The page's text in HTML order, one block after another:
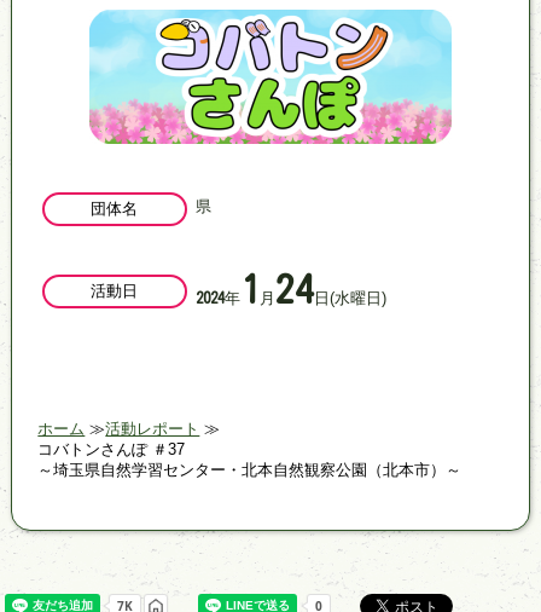
団体名 県
活動日 2024年 1 月 24日(水曜日)
ホーム
活動レポート
コバトンさんぽ ＃37
～埼玉県自然学習センター・北本自然観察公園（北本市）～